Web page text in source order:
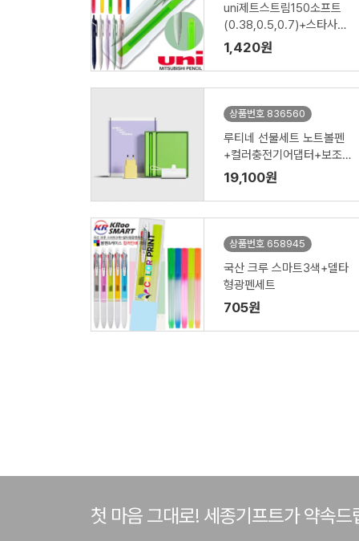
uni제트스트림150소프트
(0.38,0.5,0.7)+스타사각
형광펜세트
1,420원
상품번호 836560
루티네 선물세트 노트볼펜
+컬러충전기어댑터+보조
배터리
19,100원
상품번호 658945
국산 크루 스마트3색+델타
형광펜세트
705원
첫 마음 그대로! 세종기프트가 약속드